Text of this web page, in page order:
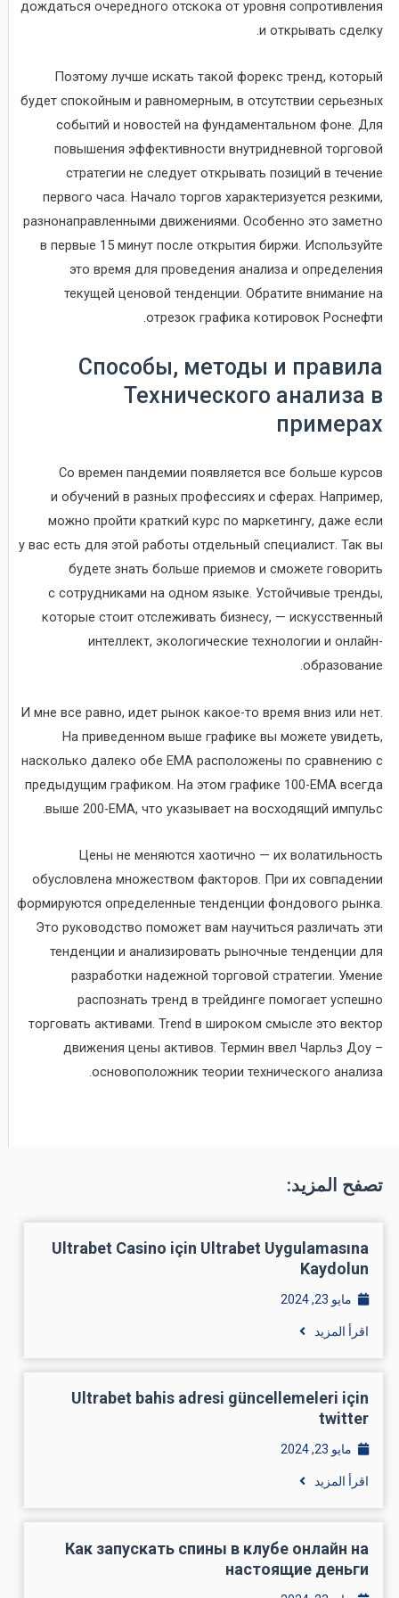
дождаться очередного отскока от уровня сопротивления
и открывать сделку.
Поэтому лучше искать такой форекс тренд, который
будет спокойным и равномерным, в отсутствии серьезных
событий и новостей на фундаментальном фоне. Для
повышения эффективности внутридневной торговой
стратегии не следует открывать позиций в течение
первого часа. Начало торгов характеризуется резкими,
разнонаправленными движениями. Особенно это заметно
в первые 15 минут после открытия биржи. Используйте
это время для проведения анализа и определения
текущей ценовой тенденции. Обратите внимание на
отрезок графика котировок Роснефти.
Способы, методы и правила
Технического анализа в
примерах
Со времен пандемии появляется все больше курсов
и обучений в разных профессиях и сферах. Например,
можно пройти краткий курс по маркетингу, даже если
у вас есть для этой работы отдельный специалист. Так вы
будете знать больше приемов и сможете говорить
с сотрудниками на одном языке. Устойчивые тренды,
которые стоит отслеживать бизнесу, — искусственный
интеллект, экологические технологии и онлайн-
образование.
И мне все равно, идет рынок какое-то время вниз или нет.
На приведенном выше графике вы можете увидеть,
насколько далеко обе EMA расположены по сравнению с
предыдущим графиком. На этом графике 100-ЕМА всегда
выше 200-ЕМА, что указывает на восходящий импульс.
Цены не меняются хаотично — их волатильность
обусловлена множеством факторов. При их совпадении
формируются определенные тенденции фондового рынка.
Это руководство поможет вам научиться различать эти
тенденции и анализировать рыночные тенденции для
разработки надежной торговой стратегии. Умение
распознать тренд в трейдинге помогает успешно
торговать активами. Trend в широком смысле это вектор
движения цены активов. Термин ввел Чарльз Доу –
основоположник теории технического анализа.
تصفح المزيد:
Ultrabet Casino için Ultrabet Uygulamasına
Kaydolun
مايو 23, 2024
اقرأ المزيد
Ultrabet bahis adresi güncellemeleri için
twitter
مايو 23, 2024
اقرأ المزيد
Как запускать спины в клубе онлайн на
настоящие деньги